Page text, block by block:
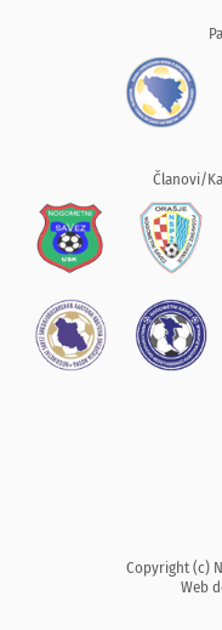
Članovi/
Copyright (c)
Web